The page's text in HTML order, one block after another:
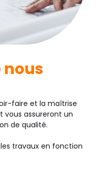
nous
faire et la maîtrise
vous assureront un
de qualité.
travaux en fonction